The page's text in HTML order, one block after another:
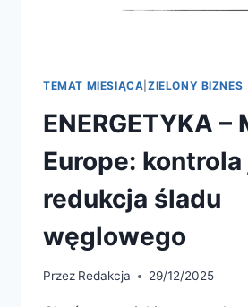
TEMAT MIESIĄCA ZIELONY BIZNES
ENERGETYKA –
Europe:
redukcja śladu
węglowego
Przez Redakcja 29/12/2025